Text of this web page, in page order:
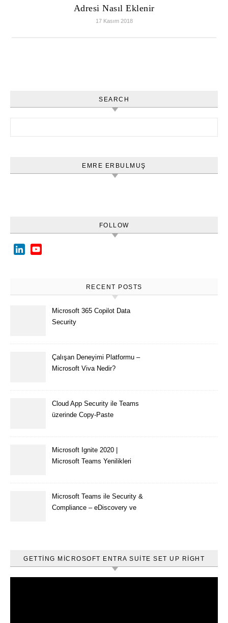
Adresi Nasıl Eklenir
17 Kasım 2018
SEARCH
EMRE ERBULMUŞ
FOLLOW
LinkedIn
RECENT POSTS
Microsoft 365 Copilot Data
Security
Çalışan Deneyimi Platformu –
Microsoft Viva Nedir?
Cloud App Security ile Teams
üzerinde Copy-Paste
Microsoft Ignite 2020 |
Microsoft Teams Yenilikleri
Microsoft Teams ile Security &
Compliance – eDiscovery ve
GETTING MICROSOFT ENTRA SUITE SET UP RIGHT